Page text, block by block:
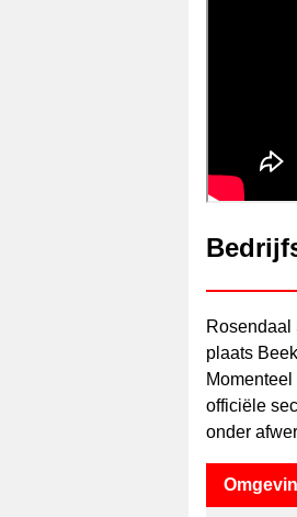
Rosendaal
plaats
officiële
onder